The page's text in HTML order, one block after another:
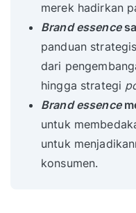
merek hadirkan
Brand essence
panduan
dari
hingga strategi
Brand essence
untuk
untuk
konsumen.